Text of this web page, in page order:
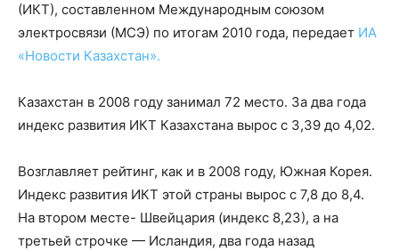
(ИКТ), составленном Международным союзом
электросвязи (МСЭ) по итогам 2010 года, передает ИА
«Новости Казахстан».
Казахстан в 2008 году занимал 72 место. За два года
индекс развития ИКТ Казахстана вырос с 3,39 до 4,02.
Возглавляет рейтинг, как и в 2008 году, Южная Корея.
Индекс развития ИКТ этой страны вырос с 7,8 до 8,4.
На втором месте- Швейцария (индекс 8,23), а на
третьей строчке — Исландия, два года назад